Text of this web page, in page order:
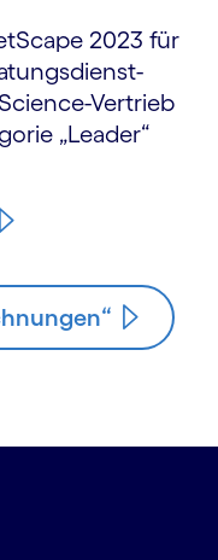
2023 für
Vertrieb
„Leader“